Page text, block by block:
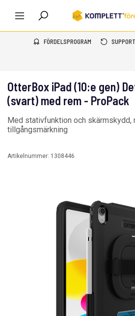
FÖRDELSPROGRAM SUPPORT
OtterBox iPad (10:e gen)
(svart) med rem - ProPack
Med stativfunktion och
tillgångsmärkning
Artikelnummer: 1308446